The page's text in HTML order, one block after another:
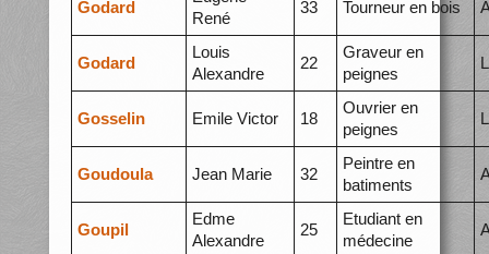
Godard
René
33 Tourneur en bois
Godard
Louis
Alexandre
22
Graveur en
peignes
Gosselin Emile Victor 18
Ouvrier en
peignes
Goudoula Jean Marie 32
Peintre en
batiments
Goupil
Edme
Alexandre
25
Etudiant en
médecine